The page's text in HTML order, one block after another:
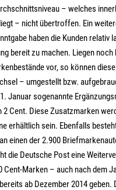
– welches
– nicht übertroffen. Ein
haben die Kunden relativ
bereit zu machen. Liegen noch
vor, so können
– umgestellt bzw.
Januar sogenannte
2 Cent. Diese Zusatzmarken
erhältlich sein. Ebenfalls
einen der 2.900
die Deutsche Post eine
Cent-Marken – auch nach dem
ab Dezember 2014 geben.